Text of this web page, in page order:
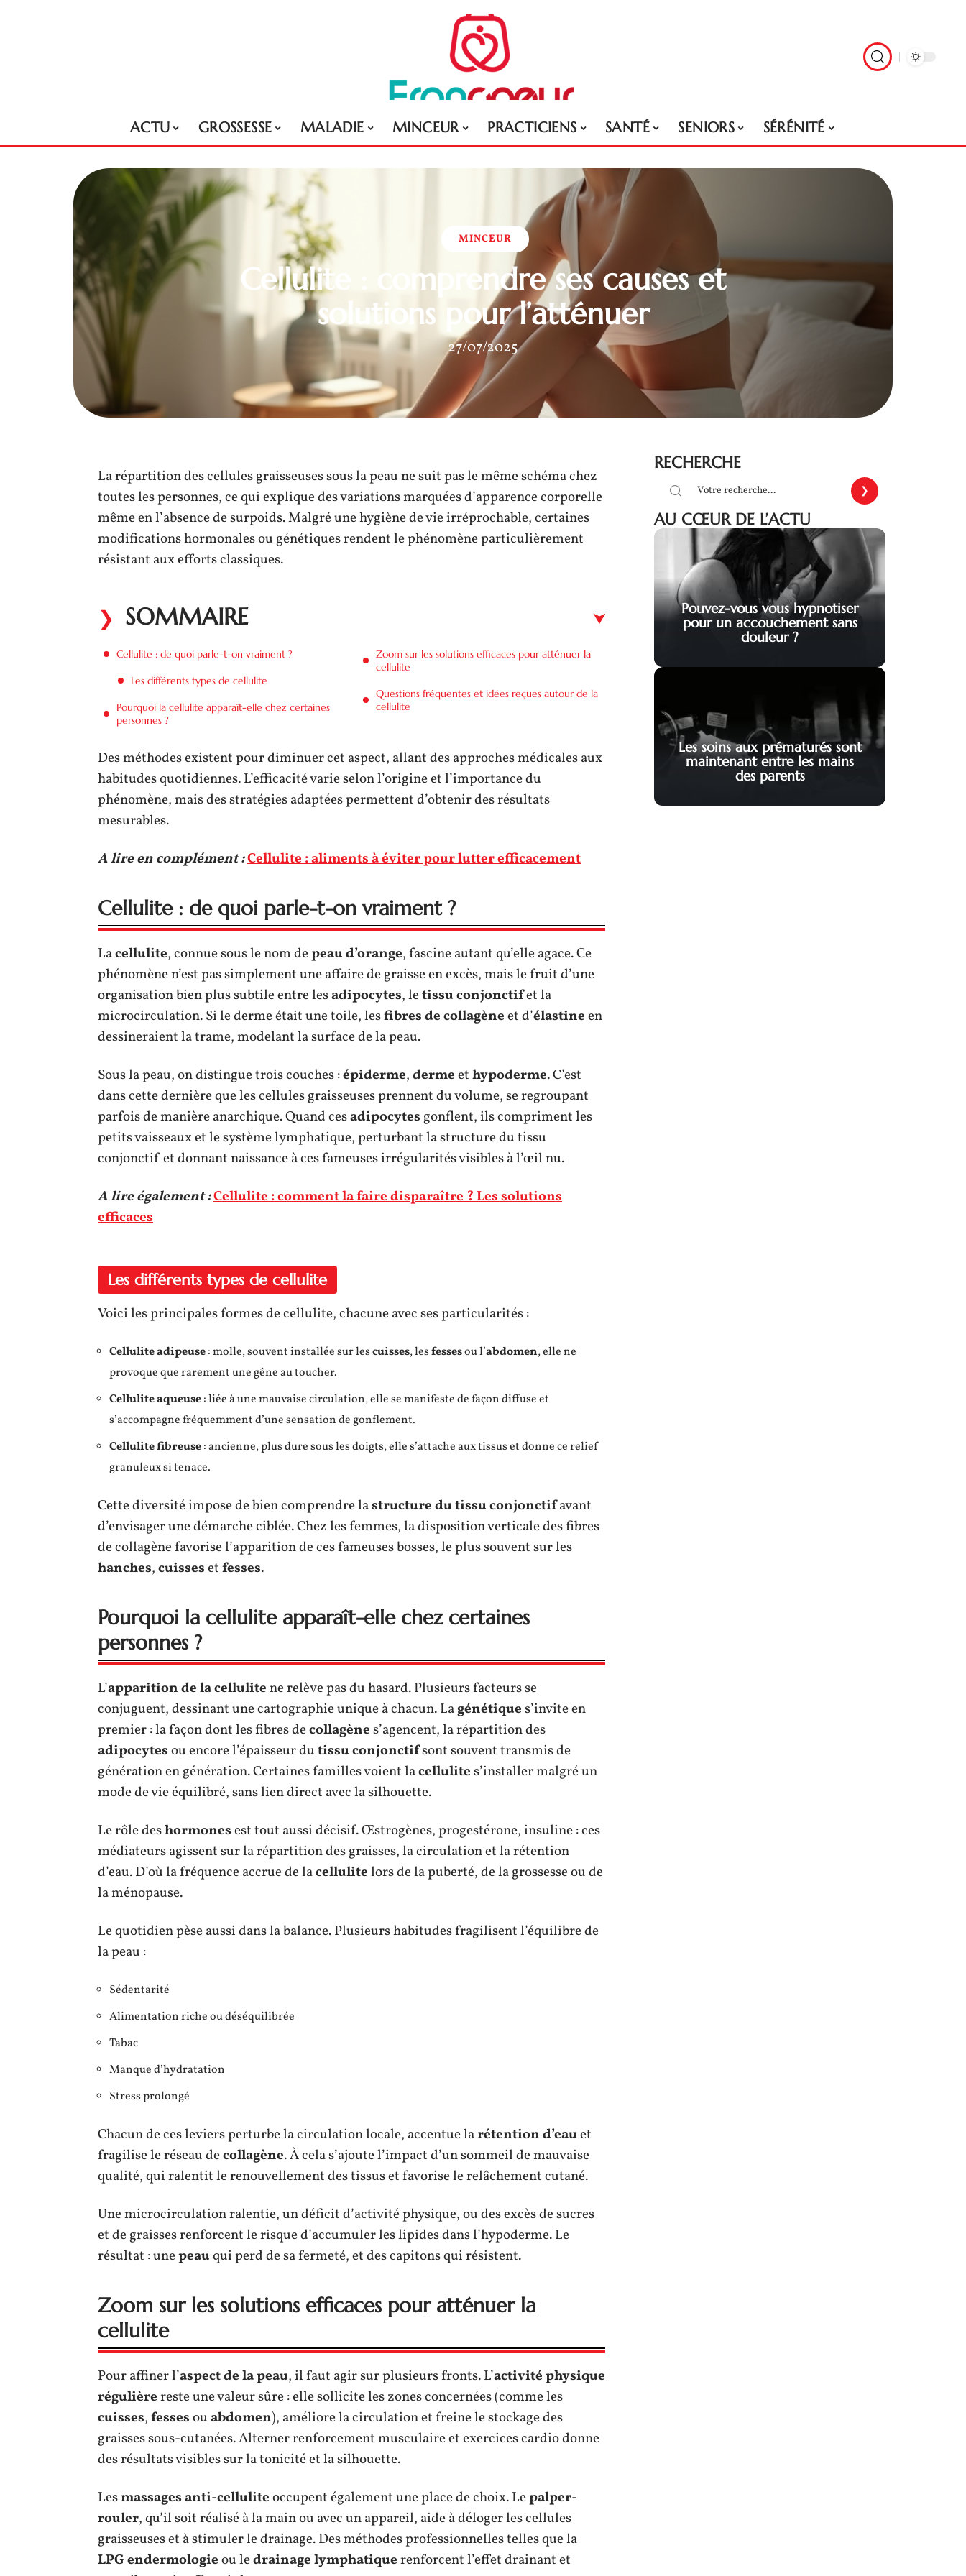
ACTU GROSSESSE MALADIE MINCEUR PRACTICIENS SANTÉ SENIORS SÉRÉNITÉ
MINCEUR
Cellulite : comprendre ses causes et
solutions pour l’atténuer
27/07/2025
La répartition des cellules graisseuses sous la peau ne suit pas le même schéma chez
toutes les personnes, ce qui explique des variations marquées d’apparence corporelle
même en l’absence de surpoids. Malgré une hygiène de vie irréprochable, certaines
modifications hormonales ou génétiques rendent le phénomène particulièrement
résistant aux efforts classiques.
SOMMAIRE
Cellulite : de quoi parle-t-on vraiment ?
Les différents types de cellulite
Pourquoi la cellulite apparaît-elle chez certaines
personnes ?
Zoom sur les solutions efficaces pour atténuer la
cellulite
Questions fréquentes et idées reçues autour de la
cellulite
Des méthodes existent pour diminuer cet aspect, allant des approches médicales aux
habitudes quotidiennes. L’efficacité varie selon l’origine et l’importance du
phénomène, mais des stratégies adaptées permettent d’obtenir des résultats
mesurables.
A lire en complément :Cellulite : aliments à éviter pour lutter efficacement
Cellulite : de quoi parle-t-on vraiment ?
Lacellulite, connue sous le nom depeau d’orange, fascine autant qu’elle agace. Ce
phénomène n’est pas simplement une affaire de graisse en excès, mais le fruit d’une
organisation bien plus subtile entre lesadipocytes, letissu conjonctifet la
microcirculation. Si le derme était une toile, lesfibres de collagèneet d’élastineen
dessineraient la trame, modelant la surface de la peau.
Sous la peau, on distingue trois couches :épiderme,dermeethypoderme. C’est
dans cette dernière que les cellules graisseuses prennent du volume, se regroupant
parfois de manière anarchique. Quand cesadipocytes gonflent, ils compriment les
petits vaisseaux et le système lymphatique, perturbant la structure du tissu
conjonctif et donnant naissance à ces fameuses irrégularités visibles à l’œil nu.
A lire également :Cellulite : comment la faire disparaître ? Les solutions
efficaces
Les différents types de cellulite
Voici les principales formes de cellulite, chacune avec ses particularités :
Cellulite adipeuse: molle, souvent installée sur lescuisses, lesfessesou l’abdomen, elle ne
provoque que rarement une gêne au toucher.
Cellulite aqueuse: liée à une mauvaise circulation, elle se manifeste de façon diffuse et
s’accompagne fréquemment d’une sensation de gonflement.
Cellulite fibreuse: ancienne, plus dure sous les doigts, elle s’attache aux tissus et donne ce relief
granuleux si tenace.
Cette diversité impose de bien comprendre lastructure du tissu conjonctifavant
d’envisager une démarche ciblée. Chez les femmes, la disposition verticale des fibres
de collagène favorise l’apparition de ces fameuses bosses, le plus souvent sur les
hanches,cuissesetfesses.
Pourquoi la cellulite apparaît-elle chez certaines
personnes ?
L’apparition de la cellulitene relève pas du hasard. Plusieurs facteurs se
conjuguent, dessinant une cartographie unique à chacun. Lagénétiques’invite en
premier : la façon dont les fibres decollagènes’agencent, la répartition des
adipocytesou encore l’épaisseur dutissu conjonctifsont souvent transmis de
génération en génération. Certaines familles voient lacellulites’installer malgré un
mode de vie équilibré, sans lien direct avec la silhouette.
Le rôle deshormonesest tout aussi décisif. Œstrogènes, progestérone, insuline : ces
médiateurs agissent sur la répartition des graisses, la circulation et la rétention
d’eau. D’où la fréquence accrue de lacellulitelors de la puberté, de la grossesse ou de
la ménopause.
Le quotidien pèse aussi dans la balance. Plusieurs habitudes fragilisent l’équilibre de
la peau :
Sédentarité
Alimentation riche ou déséquilibrée
Tabac
Manque d’hydratation
Stress prolongé
Chacun de ces leviers perturbe la circulation locale, accentue larétention d’eauet
fragilise le réseau decollagène. À cela s’ajoute l’impact d’un sommeil de mauvaise
qualité, qui ralentit le renouvellement des tissus et favorise le relâchement cutané.
Une microcirculation ralentie, un déficit d’activité physique, ou des excès de sucres
et de graisses renforcent le risque d’accumuler les lipides dans l’hypoderme. Le
résultat : unepeauqui perd de sa fermeté, et des capitons qui résistent.
Zoom sur les solutions efficaces pour atténuer la
cellulite
Pour affiner l’aspect de la peau, il faut agir sur plusieurs fronts. L’activité physique
régulièrereste une valeur sûre : elle sollicite les zones concernées (comme les
cuisses,fessesouabdomen), améliore la circulation et freine le stockage des
graisses sous-cutanées. Alterner renforcement musculaire et exercices cardio donne
des résultats visibles sur la tonicité et la silhouette.
Lesmassages anti-celluliteoccupent également une place de choix. Lepalper-
rouler, qu’il soit réalisé à la main ou avec un appareil, aide à déloger les cellules
graisseuses et à stimuler le drainage. Des méthodes professionnelles telles que la
LPG endermologieou ledrainage lymphatiquerenforcent l’effet drainant et
RECHERCHE
AU CŒUR DE L’ACTU
Pouvez-vous vous hypnotiser
pour un accouchement sans
douleur ?
Les soins aux prématurés sont
maintenant entre les mains
des parents